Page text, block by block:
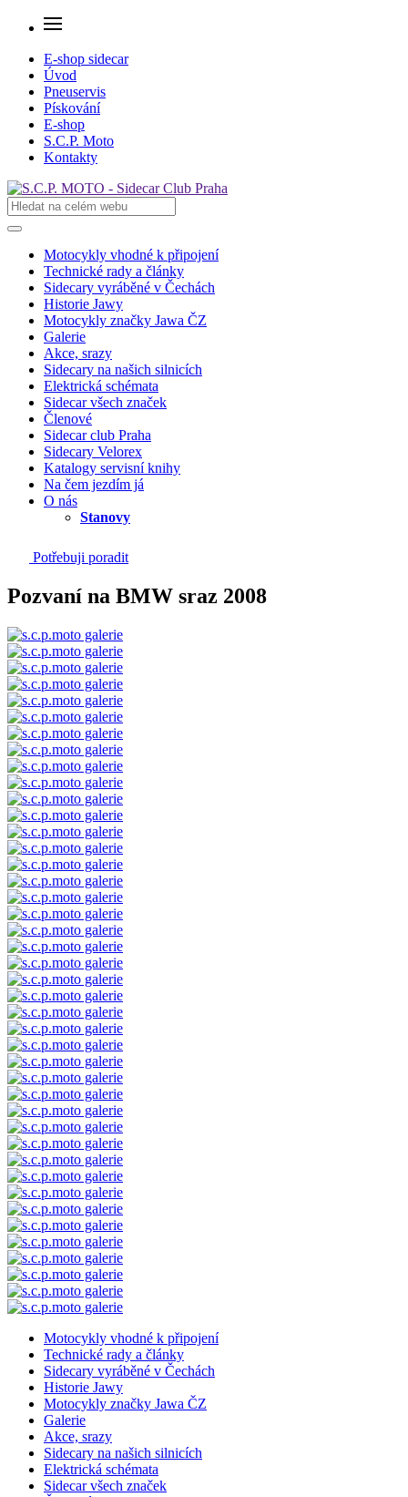
E-shop sidecar
Úvod
Pneuservis
Pískování
E-shop
S.C.P. Moto
Kontakty
Motocykly vhodné k připojení
Technické rady a články
Sidecary vyráběné v Čechách
Historie Jawy
Motocykly značky Jawa ČZ
Galerie
Akce, srazy
Sidecary na našich silnicích
Elektrická schémata
Sidecar všech značek
Členové
Sidecar club Praha
Sidecary Velorex
Katalogy servisní knihy
Na čem jezdím já
O nás
Stanovy
Potřebuji poradit
Pozvaní na BMW sraz 2008
Motocykly vhodné k připojení
Technické rady a články
Sidecary vyráběné v Čechách
Historie Jawy
Motocykly značky Jawa ČZ
Galerie
Akce, srazy
Sidecary na našich silnicích
Elektrická schémata
Sidecar všech značek